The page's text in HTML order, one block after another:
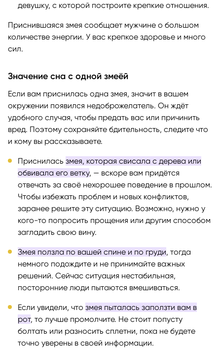
девушку, с которой построите крепкие отношения.
Приснившаяся змея сообщает мужчине о большом
количестве энергии. У вас крепкое здоровье и много
сил.
Значение сна с одной змеёй
Если вам приснилась одна змея, значит в вашем
окружении появился недоброжелатель. Он ждёт
удобного случая, чтобы предать вас или причинить
вред. Поэтому сохраняйте бдительность, следите что
и кому вы рассказываете.
Приснилась змея, которая свисала с дерева или
обвивала его ветку, — вскоре вам придётся
отвечать за своё нехорошее поведение в прошлом.
Чтобы избежать проблем и новых конфликтов,
заранее решите эту ситуацию. Возможно, нужно у
кого-то попросить прощения или другим способом
загладить свою вину.
Змея ползла по вашей спине и по груди, тогда
немного подождите и не принимайте важных
решений. Сейчас ситуация нестабильная,
посторонние люди пытаются вмешиваться.
Если увидели, что змея пыталась заползти вам в
рот, то лучше промолчите. Не стоит попусту
болтать или разносить сплетни, пока не будете
точно уверены в своей информации.